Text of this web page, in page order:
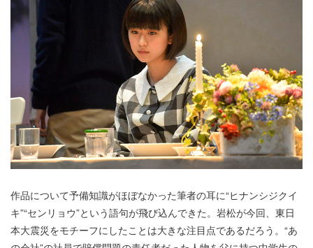
作品について予備知識がほぼなかった筆者の耳に“ヒナンシジクイ
キ”“センリョウ”という語句が飛び込んできた。岩松が今回、東日
本大震災をモチーフにしたことは大きな注目点であるだろう。“あ